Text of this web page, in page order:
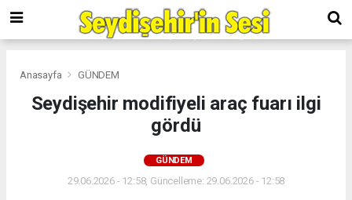
Anasayfa GÜNDEM
Seydişehir modifiyeli araç fuarı ilgi
gördü
GÜNDEM
29.06.2026 - 12:58, Güncelleme: 29.06.2026 - 12:58